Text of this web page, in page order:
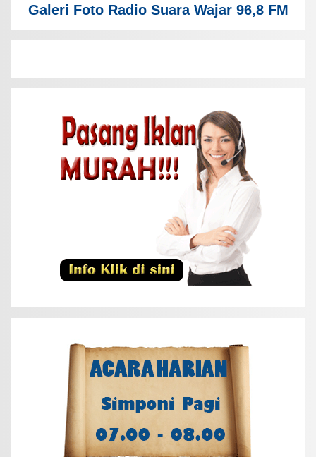
Galeri Foto Radio Suara Wajar 96,8 FM